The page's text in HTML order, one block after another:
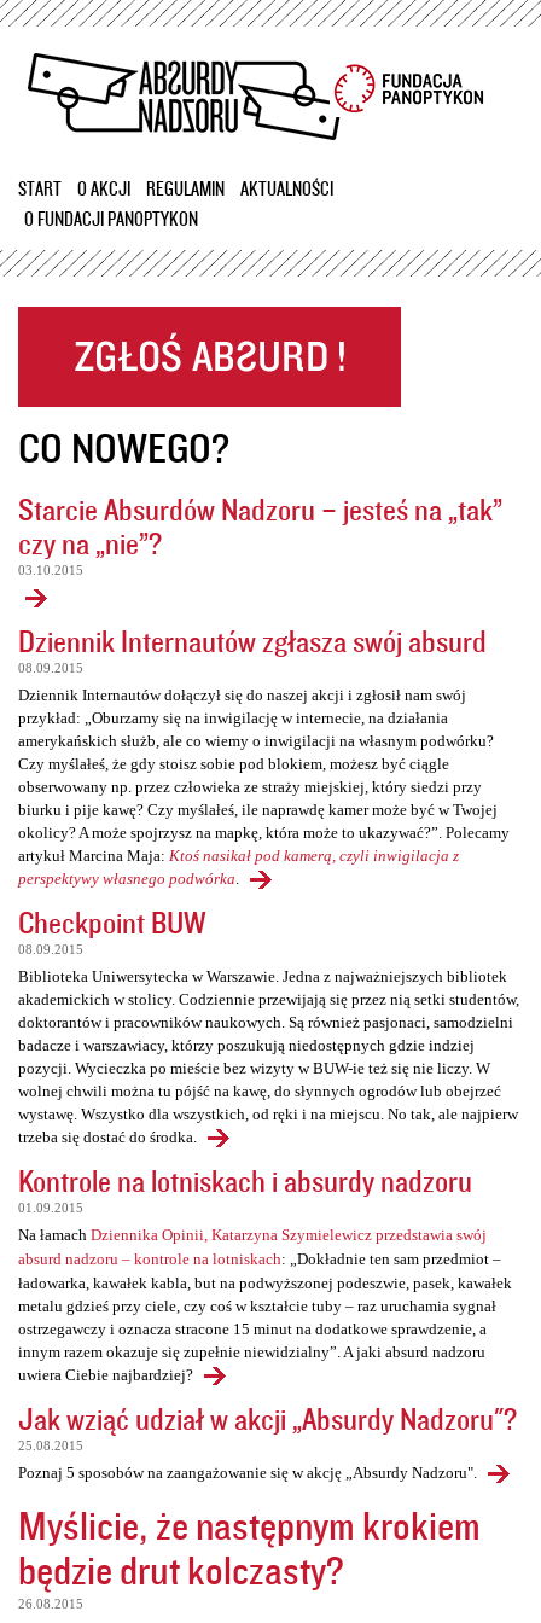
Przejdź
treści
START O AKCJI REGULAMIN
AKTUALNOŚCI
O FUNDACJI PANOPTYKON
CO NOWEGO?
Starcie Absurdów Nadzoru – jesteś na „tak”
czy na „nie”?
03.10.2015
Dziennik Internautów zgłasza swój absurd
08.09.2015
Dziennik Internautów dołączył się do naszej akcji i zgłosił nam swój
przykład: „Oburzamy się na inwigilację w internecie, na działania
amerykańskich służb, ale co wiemy o inwigilacji na własnym podwórku?
Czy myślałeś, że gdy stoisz sobie pod blokiem, możesz być ciągle
obserwowany np. przez człowieka ze straży miejskiej, który siedzi przy
biurku i pije kawę? Czy myślałeś, ile naprawdę kamer może być w Twojej
okolicy? A może spojrzysz na mapkę, która może to ukazywać?”. Polecamy
artykuł Marcina Maja: Ktoś nasikał pod kamerą, czyli inwigilacja z
perspektywy własnego podwórka
Checkpoint BUW
08.09.2015
Biblioteka Uniwersytecka w Warszawie. Jedna z najważniejszych bibliotek
akademickich w stolicy. Codziennie przewijają się przez nią setki studentów,
doktorantów i pracowników naukowych. Są również pasjonaci, samodzielni
badacze i warszawiacy, którzy poszukują niedostępnych gdzie indziej
pozycji. Wycieczka po mieście bez wizyty w BUW-ie też się nie liczy. W
wolnej chwili można tu pójść na kawę, do słynnych ogrodów lub obejrzeć
wystawę. Wszystko dla wszystkich, od ręki i na miejscu. No tak, ale najpierw
trzeba się dostać do środka.
Kontrole na lotniskach i absurdy nadzoru
01.09.2015
Na łamach Dziennika Opinii, Katarzyna Szymielewicz przedstawia swój
absurd nadzoru – kontrole na lotniskach: „Dokładnie ten sam przedmiot –
ładowarka, kawałek kabla, but na podwyższonej podeszwie, pasek, kawałek
metalu gdzieś przy ciele, czy coś w kształcie tuby – raz uruchamia sygnał
ostrzegawczy i oznacza stracone 15 minut na dodatkowe sprawdzenie, a
innym razem okazuje się zupełnie niewidzialny”. A jaki absurd nadzoru
uwiera Ciebie najbardziej?
Jak wziąć udział w akcji „Absurdy Nadzoru"?
25.08.2015
Poznaj 5 sposobów na zaangażowanie się w akcję „Absurdy Nadzoru".
Myślicie, że następnym krokiem
będzie drut kolczasty?
26.08.2015